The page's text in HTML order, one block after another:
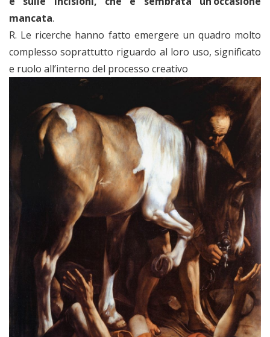
mancata.
R. Le ricerche hanno fatto emergere un quadro molto
complesso soprattutto riguardo al loro uso, significato
e ruolo all’interno del processo creativo